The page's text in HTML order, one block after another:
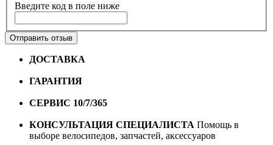
Введите код в поле ниже
Отправить отзыв
ДОСТАВКА
ГАРАНТИЯ
СЕРВИС 10/7/365
КОНСУЛЬТАЦИЯ СПЕЦИАЛИСТА Помощь в
выборе велосипедов, запчастей, аксессуаров